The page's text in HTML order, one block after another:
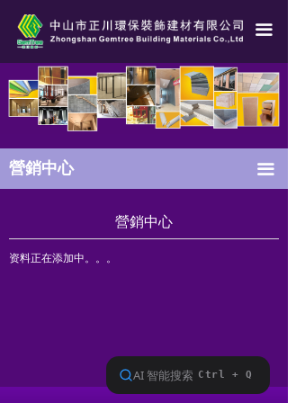
끀
營銷中心 끀
營銷中心
合作夥伴
營銷網絡
營銷中心
资料正在添加中。。。